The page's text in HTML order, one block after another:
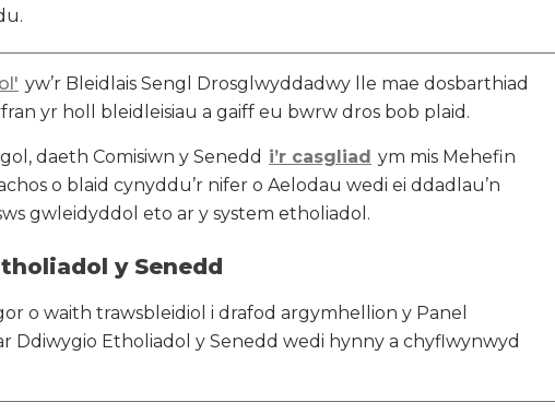
yw’r Bleidlais Sengl Drosglwyddadwy lle mae dosbarthiad
yr holl bleidleisiau a gaiff eu bwrw dros bob plaid.
daeth Comisiwn y Senedd i’r casgliad ym mis Mehefin
o blaid cynyddu’r nifer o Aelodau wedi ei ddadlau’n
gwleidyddol eto ar y system etholiadol.
y Senedd
o waith trawsbleidiol i drafod argymhellion y Panel
Ddiwygio Etholiadol y Senedd wedi hynny a chyflwynwyd